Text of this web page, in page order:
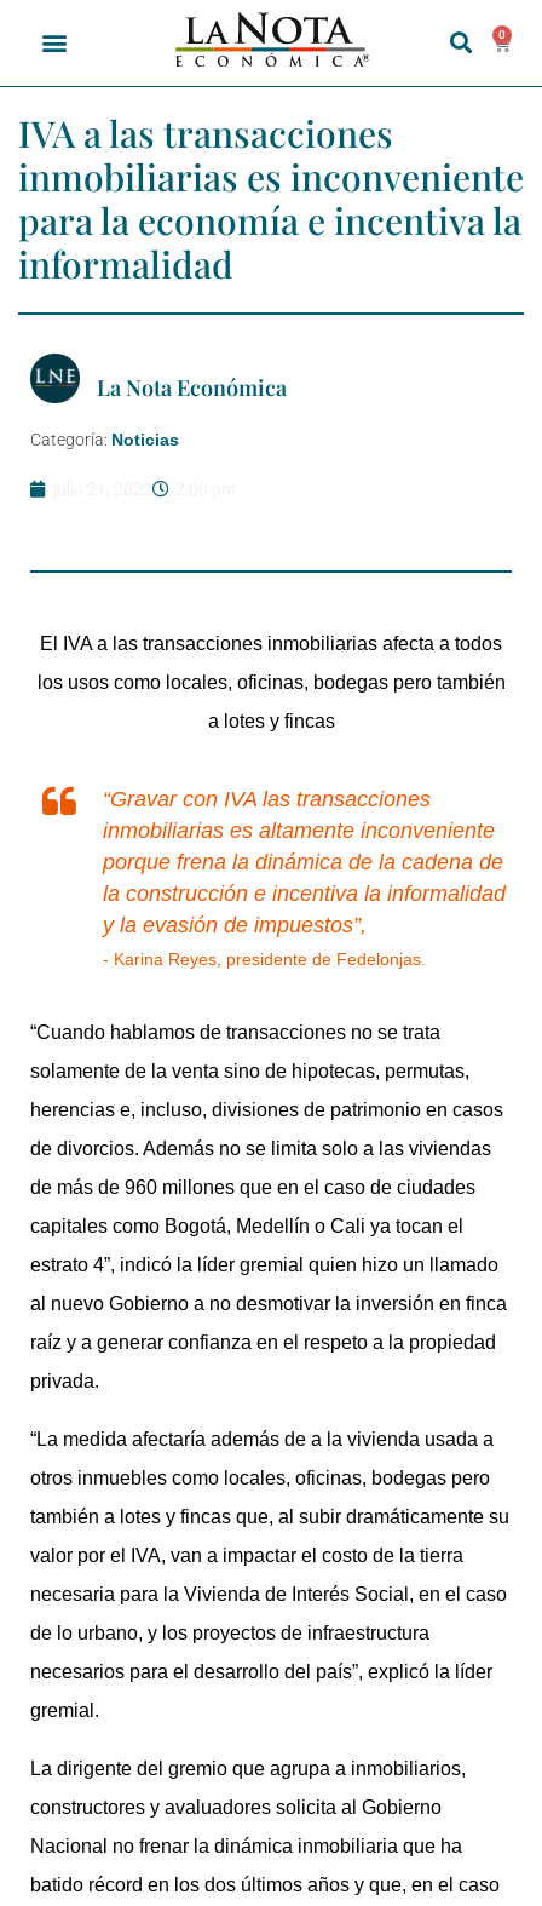
0
IVA a las transacciones
inmobiliarias es inconveniente
para la economía e incentiva la
informalidad
La Nota Económica
Categoría: Noticias
El IVA a las transacciones inmobiliarias afecta a todos
los usos como locales, oficinas, bodegas pero también
a lotes y fincas
“Gravar con IVA las transacciones
inmobiliarias es altamente inconveniente
porque frena la dinámica de la cadena de
la construcción e incentiva la informalidad
y la evasión de impuestos”,
Karina Reyes, presidente de Fedelonjas.
“Cuando hablamos de transacciones no se trata
solamente de la venta sino de hipotecas, permutas,
herencias e, incluso, divisiones de patrimonio en casos
de divorcios. Además no se limita solo a las viviendas
de más de 960 millones que en el caso de ciudades
capitales como Bogotá, Medellín o Cali ya tocan el
estrato 4”, indicó la líder gremial quien hizo un llamado
al nuevo Gobierno a no desmotivar la inversión en finca
raíz y a generar confianza en el respeto a la propiedad
privada.
“La medida afectaría además de a la vivienda usada a
otros inmuebles como locales, oficinas, bodegas pero
también a lotes y fincas que, al subir dramáticamente su
valor por el IVA, van a impactar el costo de la tierra
necesaria para la Vivienda de Interés Social, en el caso
de lo urbano, y los proyectos de infraestructura
necesarios para el desarrollo del país”, explicó la líder
gremial.
La dirigente del gremio que agrupa a inmobiliarios,
constructores y avaluadores solicita al Gobierno
Nacional no frenar la dinámica inmobiliaria que ha
batido récord en los dos últimos años y que, en el caso